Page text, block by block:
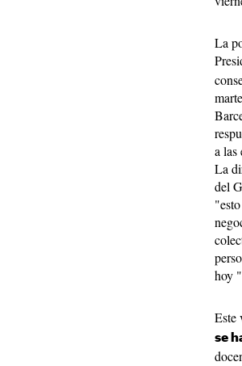
La
a las
La
del
hoy
Este
se